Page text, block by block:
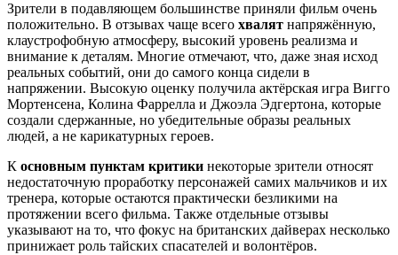
Зрители в подавляющем большинстве приняли фильм очень
положительно. В отзывах чаще всего хвалят напряжённую,
клаустрофобную атмосферу, высокий уровень реализма и
внимание к деталям. Многие отмечают, что, даже зная исход
реальных событий, они до самого конца сидели в
напряжении. Высокую оценку получила актёрская игра Вигго
Мортенсена, Колина Фаррелла и Джоэла Эдгертона, которые
создали сдержанные, но убедительные образы реальных
людей, а не карикатурных героев.
К основным пунктам критики некоторые зрители относят
недостаточную проработку персонажей самих мальчиков и их
тренера, которые остаются практически безликими на
протяжении всего фильма. Также отдельные отзывы
указывают на то, что фокус на британских дайверах несколько
принижает роль тайских спасателей и волонтёров.